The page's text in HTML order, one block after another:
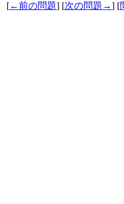
[←前の問題] [次の問題→] [